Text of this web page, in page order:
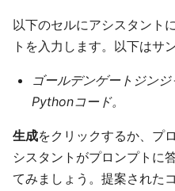
以下のセルにアシスタント
トを入力します。以下はサ
ゴールデンゲートジン
Pythonコード。
生成をクリックするか、プ
シスタントがプロンプトに
てみましょう。提案された